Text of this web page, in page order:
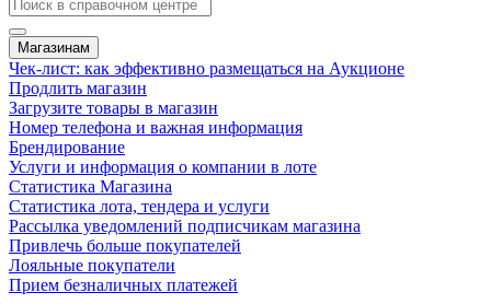
Магазинам
Чек-лист: как эффективно размещаться на Аукционе
Продлить магазин
Загрузите товары в магазин
Номер телефона и важная информация
Брендирование
Услуги и информация о компании в лоте
Статистика Магазина
Статистика лота, тендера и услуги
Рассылка уведомлений подписчикам магазина
Привлечь больше покупателей
Лояльные покупатели
Прием безналичных платежей